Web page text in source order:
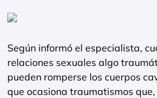
Según informó el especialista,
relaciones sexuales algo
pueden romperse los cuerpos
que ocasiona traumatismos